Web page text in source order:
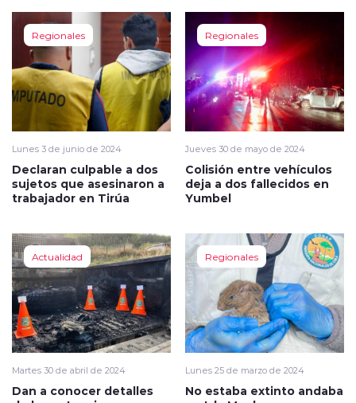
Regionales
Lunes 3 de junio de 2024
Declaran culpable a dos
sujetos que asesinaron a
trabajador en Tirúa
Regionales
Jueves 30 de mayo de 2024
Colisión entre vehículos
deja a dos fallecidos en
Yumbel
Actualidad
Martes 30 de abril de 2024
Dan a conocer detalles
Regionales
Lunes 25 de marzo de 2024
No estaba extinto andaba